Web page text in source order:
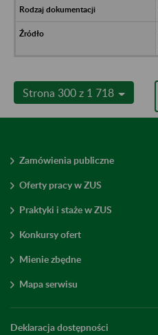
Strona 300 z 1 718
Zamówienia publiczne
Oferty pracy w ZUS
Praktyki i staże w ZUS
Konkursy ofert
Mienie zbędne
Mapa serwisu
Deklaracja dostępności